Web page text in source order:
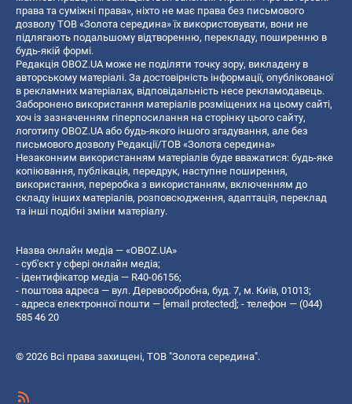
права та суміжні права», ніхто не має права без письмового
дозволу ТОВ «Золота середина» їх використовувати, вони не
підлягають подальшому відтворенню, перекладу, поширенню в
будь-якій формі.
Редакція OBOZ.UA може не поділяти точку зору, викладену в
авторському матеріалі. За достовірність інформації, опублікованої
в рекламних матеріалах, відповідальність несе рекламодавець.
Заборонено використання матеріалів розміщених на цьому сайті,
хоч із зазначенням гіперпосилання на сторінку цього сайту,
логотипу OBOZ.UA або будь-якого іншого згадування, але без
письмового дозволу Редакції/ТОВ «Золота середина»
Незаконним використанням матеріалів буде вважатися: будь-яке
копiювання, публiкацiя, передрук, наступне поширення,
використання, переробка з використанням, включенням до
складу інших матеріалів, розповсюдження, адаптація, переклад
та інші подібні зміни матеріалу.
Назва онлайн медіа — «OBOZ.UA»
- суб'єкт у сфері онлайн медіа;
- ідентифікатор медіа — R40-06156;
- поштова адреса — вул. Деревообробна, буд. 7, м. Київ, 01013;
- адреса електронної пошти — [email protected]; - телефон — (044)
585 46 20
© 2026 Всі права захищені, ТОВ "Золота середина".